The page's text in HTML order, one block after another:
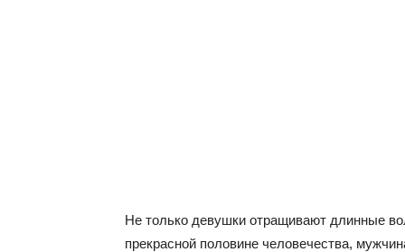
Не только девушки отращивают длинные
прекрасной половине человечества,